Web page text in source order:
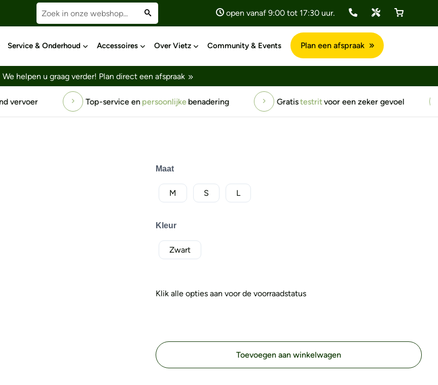
open vanaf 9:00 tot 17:30 uur.
Service & Onderhoud Accessoires Over Vietz Community & Events Plan een afspraak
We helpen u graag verder! Plan direct een afspraak
persoonlijke benadering Gratistestritvoor een zeker gevoel 1194+ positievereviews
Maat
M S L
Kleur
Zwart
Klik alle opties aan voor de voorraadstatus
Toevoegen aan winkelwagen